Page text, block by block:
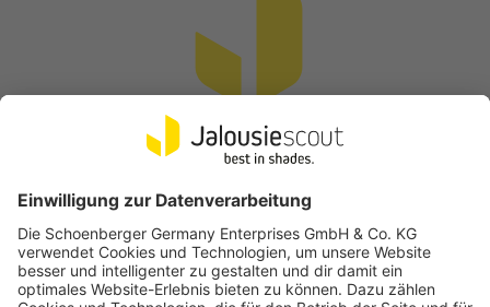
Vertrag widerrufen